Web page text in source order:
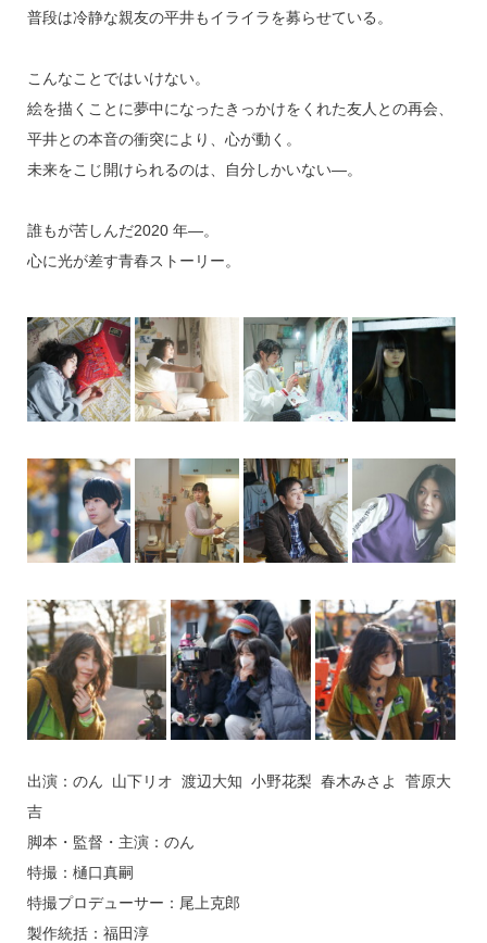
普段は冷静な親友の平井もイライラを募らせている。
こんなことではいけない。
絵を描くことに夢中になったきっかけをくれた友人との再会、
平井との本音の衝突により、心が動く。
未来をこじ開けられるのは、自分しかいない―。
誰もが苦しんだ2020 年―。
心に光が差す青春ストーリー。
出演：のん 山下リオ 渡辺大知 小野花梨 春木みさよ 菅原大
吉
脚本・監督・主演：のん
特撮：樋口真嗣
特撮プロデューサー：尾上克郎
製作統括：福田淳